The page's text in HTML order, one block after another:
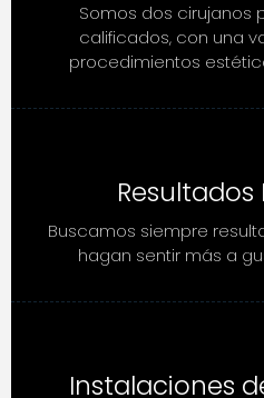
Somos dos cirujanos
calificados, con una
procedimientos
Buscamos siempre
hagan sentir más a
Instalaciones